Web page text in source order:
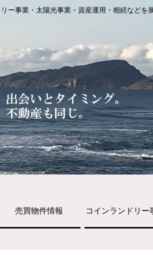
事業・太陽光事業・資産運用・相続などを
売買物件情報 コインランドリー